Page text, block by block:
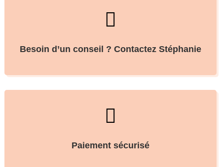

Besoin d’un conseil ? Contactez Stéphanie

Paiement sécurisé